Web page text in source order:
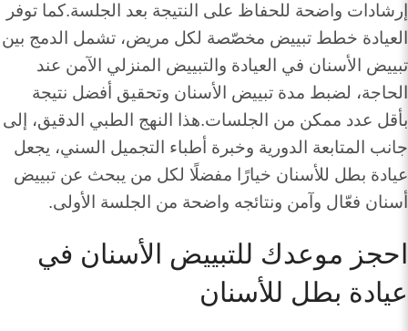
إرشادات واضحة للحفاظ على النتيجة بعد الجلسة.كما توفر
العيادة خطط تبييض مخصّصة لكل مريض، تشمل الدمج بين
تبييض الأسنان في العيادة والتبييض المنزلي الآمن عند
الحاجة، لضبط مدة تبييض الأسنان وتحقيق أفضل نتيجة
بأقل عدد ممكن من الجلسات.هذا النهج الطبي الدقيق، إلى
جانب المتابعة الدورية وخبرة أطباء التجميل السني، يجعل
عيادة بطل للأسنان خيارًا مفضلًا لكل من يبحث عن تبييض
أسنان فعّال وآمن ونتائجه واضحة من الجلسة الأولى.
احجز موعدك للتبييض الأسنان في
عيادة بطل للأسنان